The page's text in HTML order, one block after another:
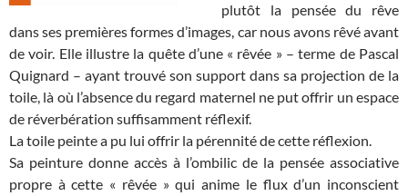
plutôt la pensée du rêve
dans ses premières formes d’images, car nous avons rêvé avant
de voir. Elle illustre la quête d’une « rêvée » – terme de Pascal
Quignard – ayant trouvé son support dans sa projection de la
toile, là où l’absence du regard maternel ne put offrir un espace
de réverbération suffisamment réflexif.
La toile peinte a pu lui offrir la pérennité de cette réflexion.
Sa peinture donne accès à l’ombilic de la pensée associative
propre à cette « rêvée » qui anime le flux d’un inconscient